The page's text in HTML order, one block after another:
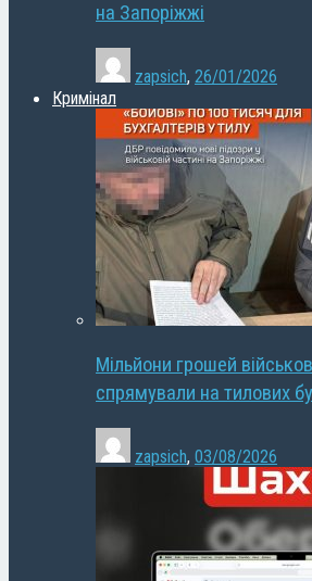
на Запоріжжі
zapsich, 26/01/2026
Кримінал
Мільйони грошей
спрямували на тилових
zapsich, 03/08/2026